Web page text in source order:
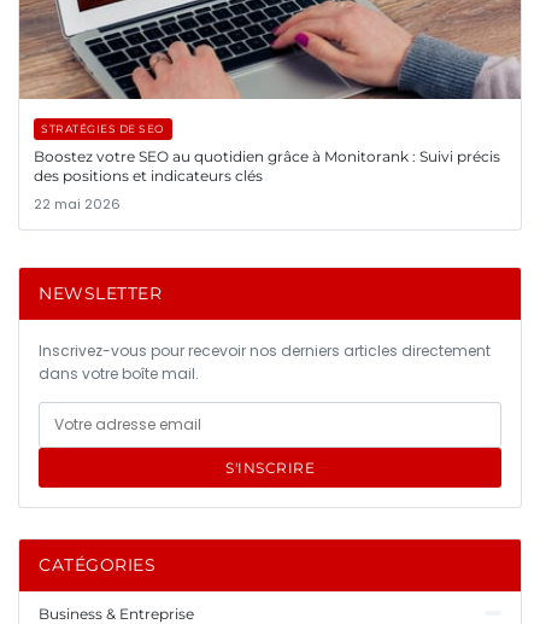
STRATÉGIES DE SEO
Boostez votre SEO au quotidien grâce à Monitorank : Suivi précis
des positions et indicateurs clés
22 mai 2026
NEWSLETTER
Inscrivez-vous pour recevoir nos derniers articles directement
dans votre boîte mail.
S'INSCRIRE
CATÉGORIES
Business & Entreprise